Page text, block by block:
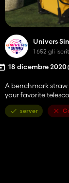
Univers
1 652 gli
18 dicembre 2020
A benchmark straw
your favorite
server